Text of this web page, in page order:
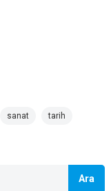
sanat tarih
Ara